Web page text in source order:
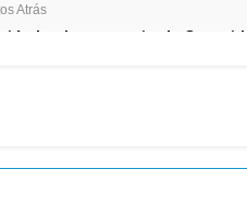
Atrás
el subsecretario de